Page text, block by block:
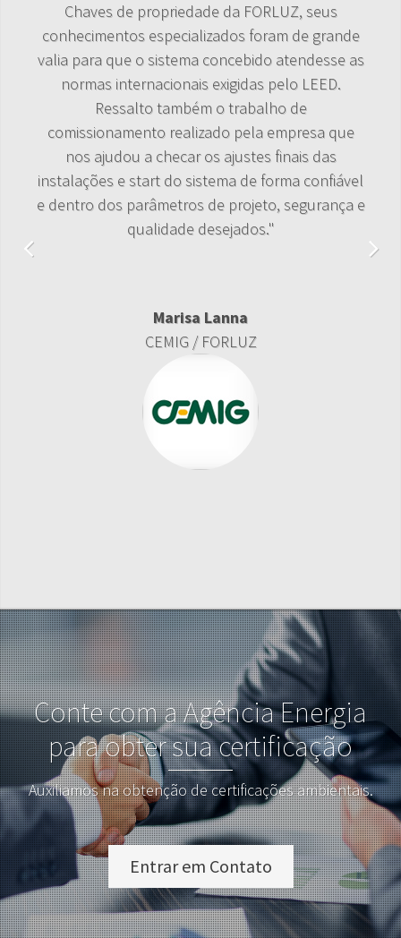
Chaves de propriedade da FORLUZ, seus
conhecimentos especializados foram de grande
valia para que o sistema concebido atendesse as
normas internacionais exigidas pelo LEED.
Ressalto também o trabalho de
comissionamento realizado pela empresa que
nos ajudou a checar os ajustes finais das
instalações e start do sistema de forma confiável
e dentro dos parâmetros de projeto, segurança e
qualidade desejados."
Marisa Lanna
CEMIG / FORLUZ
Conte com a Agência Energia
para obter sua certificação
Auxiliamos na obtenção de certificações ambientais.
Entrar em Contato